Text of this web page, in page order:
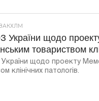
України щодо
товариством
щодо проекту
клінічних патологів.